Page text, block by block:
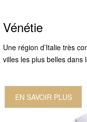
Vénétie
Une région d’Italie très
villes les plus belles dans
EN SAVOIR PLUS